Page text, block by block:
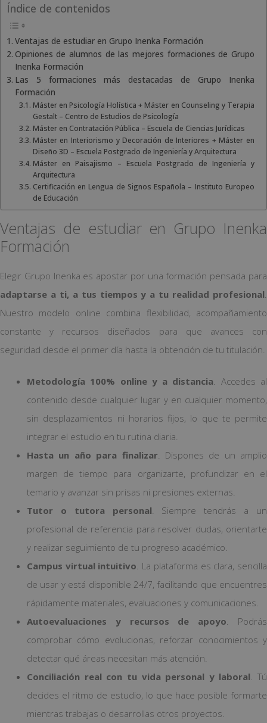
Índice de contenidos
Ventajas de estudiar en Grupo Inenka Formación
Opiniones de alumnos de las mejores formaciones de Grupo
Inenka Formación
Las 5 formaciones más destacadas de Grupo Inenka
Formación
Máster en Psicología Holística + Máster en Counseling y Terapia
Gestalt – Centro de Estudios de Psicología
Máster en Contratación Pública – Escuela de Ciencias Jurídicas
Máster en Interiorismo y Decoración de Interiores + Máster en
Diseño 3D – Escuela Postgrado de Ingeniería y Arquitectura
Máster en Paisajismo – Escuela Postgrado de Ingeniería y
Arquitectura
Certificación en Lengua de Signos Española – Instituto Europeo
de Educación
Ventajas de estudiar en Grupo Inenka
Formación
Elegir Grupo Inenka es apostar por una formación pensada para
adaptarse a ti, a tus tiempos y a tu realidad profesional
Nuestro modelo online combina flexibilidad, acompañamiento
constante y recursos diseñados para que avances con
seguridad desde el primer día hasta la obtención de tu titulación.
Metodología 100% online y a distancia. Accedes al
contenido desde cualquier lugar y en cualquier momento,
sin desplazamientos ni horarios fijos, lo que te permite
integrar el estudio en tu rutina diaria.
Hasta un año para finalizar. Dispones de un amplio
margen de tiempo para organizarte, profundizar en el
temario y avanzar sin prisas ni presiones externas.
Tutor o tutora personal. Siempre tendrás a un
profesional de referencia para resolver dudas, orientarte
y realizar seguimiento de tu progreso académico.
Campus virtual intuitivo. La plataforma es clara, sencilla
de usar y está disponible 24/7, facilitando que encuentres
rápidamente materiales, evaluaciones y comunicaciones.
Autoevaluaciones y recursos de apoyo. Podrás
comprobar cómo evolucionas, reforzar conocimientos y
detectar qué áreas necesitan más atención.
Conciliación real con tu vida personal y laboral. Tú
decides el ritmo de estudio, lo que hace posible formarte
mientras trabajas o desarrollas otros proyectos.